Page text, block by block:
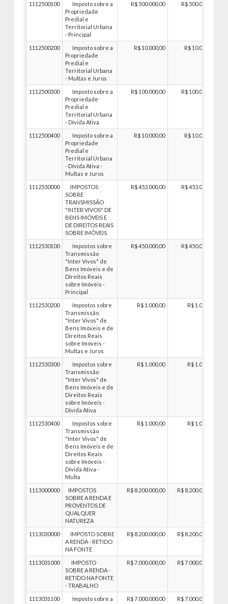
1112500100
Imposto sobre a
Propriedade
Predial e
Territorial Urbana
- Principal
R$ 500.000,00 R$ 500.000,00
1112500200
Imposto sobre a
Propriedade
Predial e
Territorial Urbana
- Multas e Juros
R$ 10.000,00 R$ 10.000,00
1112500300
Imposto sobre a
Propriedade
Predial e
Territorial Urbana
- Dívida Ativa
R$ 100.000,00 R$ 100.000,00
1112500400
Imposto sobre a
Propriedade
Predial e
Territorial Urbana
- Dívida Ativa -
Multas e Juros
R$ 10.000,00 R$ 10.000,00
1112530000
IMPOSTOS
SOBRE
TRANSMISSÃO
"INTER VIVOS" DE
BENS IMÓVEIS E
DE DIREITOS REAIS
SOBRE IMÓVEIS
R$ 453.000,00 R$ 453.000,00
1112530100
Impostos sobre
Transmissão
"Inter Vivos" de
Bens Imóveis e de
Direitos Reais
sobre Imóveis -
Principal
R$ 450.000,00 R$ 450.000,00
1112530200
Impostos sobre
Transmissão
"Inter Vivos" de
Bens Imóveis e de
Direitos Reais
sobre Imóveis -
Multas e Juros
R$ 1.000,00 R$ 1.000,00
1112530300
Impostos sobre
Transmissão
"Inter Vivos" de
Bens Imóveis e de
Direitos Reais
sobre Imóveis -
Dívida Ativa
R$ 1.000,00 R$ 1.000,00
1112530400
Impostos sobre
Transmissão
"Inter Vivos" de
Bens Imóveis e de
Direitos Reais
sobre Imóveis -
Dívida Ativa -
Multa
R$ 1.000,00 R$ 1.000,00
1113000000
IMPOSTOS
SOBRE A RENDA E
PROVENTOS DE
QUALQUER
NATUREZA
R$ 8.200.000,00 R$ 8.200.000,00
1113030000
IMPOSTO SOBRE
A RENDA - RETIDO
NA FONTE
R$ 8.200.000,00 R$ 8.200.000,00
1113031000
IMPOSTO
SOBRE A RENDA -
RETIDO NA FONTE
- TRABALHO
R$ 7.000.000,00 R$ 7.000.000,00
1113031100
Imposto sobre a
R$ 7.000.000,00 R$ 7.000.000,00